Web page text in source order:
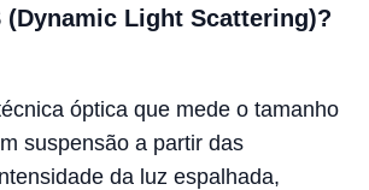
(Dynamic Light Scattering)?
óptica que mede o tamanho
suspensão a partir das
da luz espalhada,